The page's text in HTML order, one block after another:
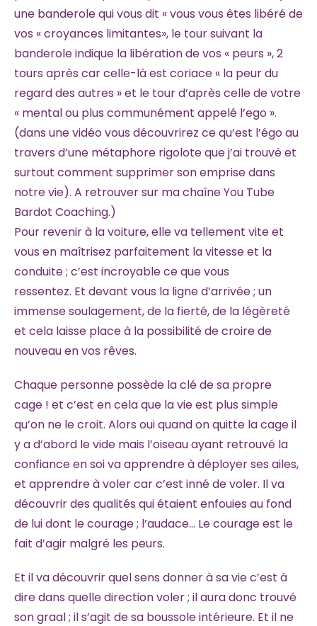
une banderole qui vous dit « vous vous êtes libéré de
vos « croyances limitantes», le tour suivant la
banderole indique la libération de vos « peurs », 2
tours après car celle-là est coriace « la peur du
regard des autres » et le tour d’après celle de votre
« mental ou plus communément appelé l’ego ».
(dans une vidéo vous découvrirez ce qu’est l’égo au
travers d’une métaphore rigolote que j’ai trouvé et
surtout comment supprimer son emprise dans
notre vie). A retrouver sur ma chaîne You Tube
Bardot Coaching.)
Pour revenir à la voiture, elle va tellement vite et
vous en maîtrisez parfaitement la vitesse et la
conduite ; c’est incroyable ce que vous
ressentez. Et devant vous la ligne d’arrivée ; un
immense soulagement, de la fierté, de la légèreté
et cela laisse place à la possibilité de croire de
nouveau en vos rêves.
Chaque personne possède la clé de sa propre
cage ! et c’est en cela que la vie est plus simple
qu’on ne le croit. Alors oui quand on quitte la cage il
y a d’abord le vide mais l’oiseau ayant retrouvé la
confiance en soi va apprendre à déployer ses ailes,
et apprendre à voler car c’est inné de voler. Il va
découvrir des qualités qui étaient enfouies au fond
de lui dont le courage ; l’audace… Le courage est le
fait d’agir malgré les peurs.
Et il va découvrir quel sens donner à sa vie c’est à
dire dans quelle direction voler ; il aura donc trouvé
son graal ; il s’agit de sa boussole intérieure. Et il ne